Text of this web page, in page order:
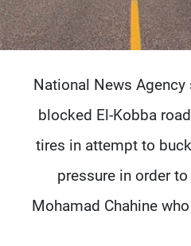
National News
blocked El-Kobba
tires in attempt to
pressure in order
Mohamad Chahine
شروط الإسـتخدام